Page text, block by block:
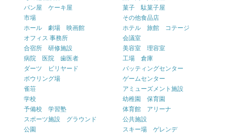
パン屋 ケーキ屋
菓子 駄菓子屋
市場
その他食品店
ホール 劇場 映画館
ホテル 旅館 コテージ
オフィス 事務所
会議室
合宿所 研修施設
美容室 理容室
病院 医院 歯医者
工場 倉庫
ダーツ ビリヤード
バッティングセンター
ボウリング場
ゲームセンター
雀荘
アミューズメント施設
学校
幼稚園 保育園
予備校 学習塾
体育館 アリーナ
スポーツ施設 グラウンド
公共施設
公園
スキー場 ゲレンデ